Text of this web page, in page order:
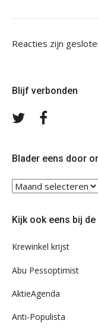
Reacties zijn
Blijf verbonden
Volg
Blader eens door
Blader
ons
Kijk ook eens bij de
Krewinkel krijst
Abu Pessoptimist
AktieAgenda
Anti-Populista